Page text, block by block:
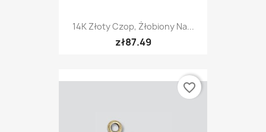
14K Złoty Czop, Żłobiony Na...
zł87.49
favorite_border